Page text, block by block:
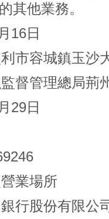
其他業務。
16日
市容城鎮玉沙
督管理總局荊
29日
業場所
行股份有限公